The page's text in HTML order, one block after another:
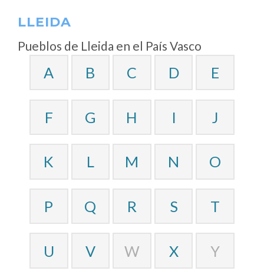
LLEIDA
Pueblos de Lleida en el País Vasco
A B C D E
F G H I J
K L M N O
P Q R S T
U V W X Y